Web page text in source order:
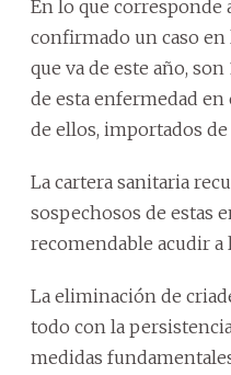
En lo que corresponde
confirmado un caso en
que va de este año,
de esta enfermedad
de ellos, importados
La cartera sanitaria
sospechosos de estas
recomendable acudir a
La eliminación de
todo con la
medidas